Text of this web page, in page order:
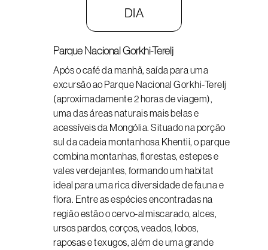
DIA
Parque Nacional Gorkhi-Terelj
Após o café da manhã, saída para uma
excursão ao Parque Nacional Gorkhi-Terelj
(aproximadamente 2 horas de viagem),
uma das áreas naturais mais belas e
acessíveis da Mongólia. Situado na porção
sul da cadeia montanhosa Khentii, o parque
combina montanhas, florestas, estepes e
vales verdejantes, formando um habitat
ideal para uma rica diversidade de fauna e
flora. Entre as espécies encontradas na
região estão o cervo-almiscarado, alces,
ursos pardos, corços, veados, lobos,
raposas e texugos, além de uma grande